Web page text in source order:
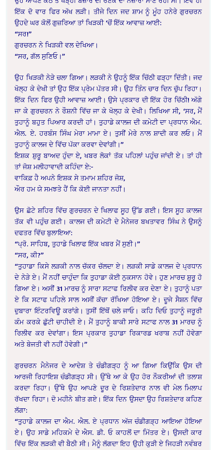
ਇੱਕ ਦੋ ਵਾਰ ਫਿਰ ਅੱਖ ਲੜੀ। ਤੀਜੇ ਦਿਨ ਜਦ ਸ਼ਾਮ ਨੂੰ ਮੂੰਹ ਹਨੇਰੇ ਗੁਰਚਰਨ
ਉਹਦੇ ਘਰ ਕੋਲੋਂ ਗੁਜ਼ਰਿਆ ਤਾਂ ਖਿੜਕੀ ‘ਚੋਂ ਇੱਕ ਆਵਾਜ਼ ਆਈ:
“ਸਰ!”
ਗੁਰਚਰਨ ਨੇ ਖਿੜਕੀ ਵਲ ਦੇਖਿਆ।
“ਸਰ, ਗੱਲ ਸੁਣਿਓ।”
ਉਹ ਖਿੜਕੀ ਨੇੜੇ ਚਲਾ ਗਿਆ। ਲੜਕੀ ਨੇ ਉਹਨੂੰ ਇੱਕ ਚਿੱਠੀ ਫੜ੍ਹਾ ਦਿੱਤੀ। ਜਦ
ਖੋਲ੍ਹ ਕੇ ਦੇਖੀ ਤਾਂ ਉਹ ਇੱਕ ਪ੍ਰੇਮ ਪੱਤਰ ਸੀ। ਉਹ ਤਿੰਨ ਚਾਰ ਦਿਨ ਚੁੱਪ ਰਿਹਾ।
ਇੱਕ ਦਿਨ ਫਿਰ ਉਹੀ ਆਵਾਜ਼ ਆਈ। ਉਸੇ ਪ੍ਰਕਾਰ ਦੀ ਇੱਕ ਹੋਰ ਚਿੱਠੀ! ਅੱਗੇ
ਜਾ ਕੇ ਗੁਰਚਰਨ ਨੇ ਰੌਸ਼ਨੀ ਵਿੱਚ ਜਾ ਕੇ ਖੋਲ੍ਹ ਕੇ ਦੇਖੀ। ਲਿਖਿਆ ਸੀ, ‘ਸਰ, ਮੈਂ
ਤੁਹਾਨੂੰ ਬਹੁਤ ਪਿਆਰ ਕਰਦੀ ਹਾਂ। ਤੁਹਾਡੇ ਕਾਲਜ ਦੀ ਕਮੇਟੀ ਦਾ ਪ੍ਰਧਾਨ ਐਮ.
ਐਲ. ਏ. ਹਰਬੰਸ ਸਿੰਘ ਮੇਰਾ ਮਾਮਾ ਏ। ਤੁਸੀਂ ਮੇਰੇ ਨਾਲ ਸ਼ਾਦੀ ਕਰ ਲਓ। ਮੈਂ
ਤੁਹਾਨੂੰ ਕਾਲਜ ਦੇ ਵਿੱਚ ਪੱਕਾ ਕਰਵਾ ਦੇਵਾਂਗੀ।”
ਇਸ਼ਕ ਸ਼ੁਰੂ ਬਾਅਦ ਹੁੰਦਾ ਏ, ਖਬਰ ਲੋਕਾਂ ਤੱਕ ਪਹਿਲਾਂ ਪਹੁੰਚ ਜਾਂਦੀ ਏ। ਤਾਂ ਹੀ
ਤਾਂ ਜੋਸ਼ ਮਲੀਹਾਵਾਦੀ ਕਹਿੰਦਾ ਏ:-
ਵਾਕਿਫ਼ ਹੈ ਅਪਨੇ ਇਸ਼ਕ ਸੇ ਤਮਾਮ ਸ਼ਹਿਰ ਜੋਸ਼,
ਔਰ ਹਮ ਯੇ ਸਮਝਤੇ ਹੈਂ ਕਿ ਕੋਈ ਜਾਨਤਾ ਨਹੀਂ।
ਉਸ ਛੋਟੇ ਸ਼ਹਿਰ ਵਿੱਚ ਗੁਰਚਰਨ ਦੇ ਖਿਲਾਫ ਸੂਹ ਉੱਡ ਗਈ। ਇਸ ਸੂਹ ਕਾਲਜ
ਤੱਕ ਵੀ ਪਹੁੰਚ ਗਈ। ਕਾਲਜ ਦੀ ਕਮੇਟੀ ਦੇ ਮੈਨੇਜਰ ਬਖਤਾਵਰ ਸਿੰਘ ਨੇ ਉਸਨੂੰ
ਦਫਤਰ ਵਿੱਚ ਬੁਲਾਇਆ:
“ਪ੍ਰੋ. ਸਾਹਿਬ, ਤੁਹਾਡੇ ਖਿਲਾਫ ਇੱਕ ਖਬਰ ਮੈਂ ਸੁਣੀ।”
“ਸਰ, ਕੀ?”
“ਤੁਹਾਡਾ ਕਿਸੇ ਲੜਕੀ ਨਾਲ ਚੱਕਰ ਚੱਲਦਾ ਏ। ਲੜਕੀ ਸਾਡੇ ਕਾਲਜ ਦੇ ਪ੍ਰਧਾਨ
ਦੇ ਨੇੜੇ ਏ। ਮੈਂ ਨਹੀਂ ਚਾਹੁੰਦਾ ਕਿ ਤੁਹਾਡਾ ਕੋਈ ਨੁਕਸਾਨ ਹੋਵੇ। ਹੁਣ ਮਾਰਚ ਸ਼ੁਰੂ ਹੋ
ਗਿਆ ਏ। ਅਸੀਂ 31 ਮਾਰਚ ਨੂੰ ਸਾਰਾ ਸਟਾਫ ਰਿਲੀਵ ਕਰ ਦੇਣਾ ਏ। ਤੁਹਾਨੂੰ ਪਤਾ
ਏ ਕਿ ਸਟਾਫ ਪਹਿਲੇ ਸਾਲ ਅਸੀਂ ਕੱਚਾ ਰੱਖਿਆ ਹੋਇਆ ਏ। ਦੂਜੇ ਸੈਸ਼ਨ ਵਿੱਚ
ਦੁਬਾਰਾ ਇੰਟਰਵਿਊ ਕਰਾਂਗੇ। ਤੁਸੀਂ ਇੱਥੋਂ ਚਲੇ ਜਾਓ। ਕਹਿ ਦਿਓ ਤੁਹਾਨੂੰ ਜਰੂਰੀ
ਕੰਮ ਕਰਕੇ ਛੁੱਟੀ ਚਾਹੀਦੀ ਏ। ਮੈਂ ਤੁਹਾਨੂੰ ਬਾਕੀ ਸਾਰੇ ਸਟਾਫ ਨਾਲ 31 ਮਾਰਚ ਨੂੰ
ਰਿਲੀਵ ਕਰ ਦੇਵਾਂਗਾ। ਇਸ ਪ੍ਰਕਾਰ ਤੁਹਾਡਾ ਰਿਕਾਰਡ ਖਰਾਬ ਨਹੀਂ ਹੋਵੇਗਾ
ਅਤੇ ਬੇਜਤੀ ਵੀ ਨਹੀਂ ਹੋਵੇਗੀ।”
ਗੁਰਚਰਨ ਮੈਨੇਜਰ ਦੇ ਆਦੇਸ਼ ਤੇ ਚੰਡੀਗੜ੍ਹ ਨੂੰ ਆ ਗਿਆ ਕਿਉਂਕਿ ਉਸ ਦੀ
ਆਰਜੀ ਰਿਹਾਇਸ਼ ਚੰਡੀਗੜ੍ਹ ਸੀ। ਉੱਥੇ ਆ ਕੇ ਉਹ ਹੋਰ ਨੌਕਰੀਆਂ ਦੀ ਤਲਾਸ਼
ਕਰਦਾ ਰਿਹਾ। ਉੱਥੇ ਉਹ ਆਪਣੇ ਦੂਰ ਦੇ ਰਿਸ਼ਤੇਦਾਰ ਨਾਲ ਵੀ ਮੇਲ ਮਿਲਾਪ
ਰੱਖਦਾ ਰਿਹਾ। ਦੋ ਮਹੀਨੇ ਬੀਤ ਗਏ। ਇੱਕ ਦਿਨ ਉਸਦਾ ਉਹ ਰਿਸ਼ਤੇਦਾਰ ਕਹਿਣ
ਲੱਗਾ:
“ਤੁਹਾਡੇ ਕਾਲਜ ਦਾ ਐਮ. ਐਲ. ਏ ਪ੍ਰਧਾਨ ਅੱਜ ਚੰਡੀਗੜ੍ਹ ਆਇਆ ਹੋਇਆ
ਏ। ਉਹ ਸਾਡੇ ਮਹਿਕਮੇ ਦੇ ਐਸ. ਡੀ. ਓ ਕਾਹਲੋਂ ਦਾ ਮਿੱਤਰ ਏ। ਉਸਦੀ ਕਾਰ
ਵਿੱਚ ਇੱਕ ਲੜਕੀ ਵੀ ਬੈਠੀ ਸੀ। ਮੈਨੂੰ ਲੱਗਦਾ ਇਹ ਉਹੀ ਕੁੜੀ ਏ ਜਿਹੜੀ ਨਵੰਬਰ